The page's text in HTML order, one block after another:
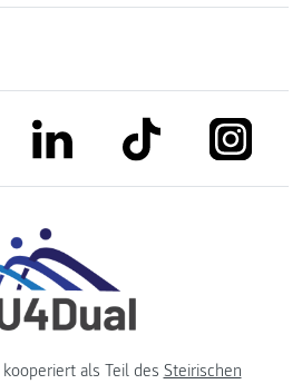
to youtubelink to linkedinlink to tiktok link to
kooperiert als Teil des Steirischen